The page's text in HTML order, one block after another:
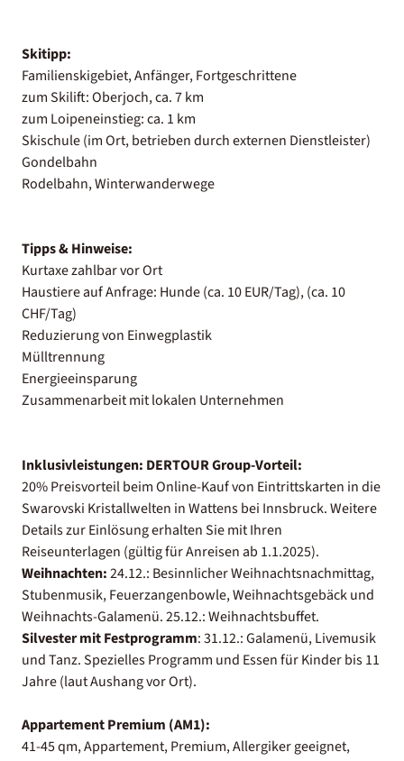
Skitipp:
Familienskigebiet, Anfänger, Fortgeschrittene
zum Skilift: Oberjoch, ca. 7 km
zum Loipeneinstieg: ca. 1 km
Skischule (im Ort, betrieben durch externen Dienstleister)
Gondelbahn
Rodelbahn, Winterwanderwege
Tipps & Hinweise:
Kurtaxe zahlbar vor Ort
Haustiere auf Anfrage: Hunde (ca. 10 EUR/Tag), (ca. 10
CHF/Tag)
Reduzierung von Einwegplastik
Mülltrennung
Energieeinsparung
Zusammenarbeit mit lokalen Unternehmen
Inklusivleistungen: DERTOUR Group-Vorteil:
20% Preisvorteil beim Online-Kauf von Eintrittskarten in die
Swarovski Kristallwelten in Wattens bei Innsbruck. Weitere
Details zur Einlösung erhalten Sie mit Ihren
Reiseunterlagen (gültig für Anreisen ab 1.1.2025).
Weihnachten:24.12.: Besinnlicher Weihnachtsnachmittag,
Stubenmusik, Feuerzangenbowle, Weihnachtsgebäck und
Weihnachts-Galamenü. 25.12.: Weihnachtsbuffet.
Silvester mit Festprogramm: 31.12.: Galamenü, Livemusik
und Tanz. Spezielles Programm und Essen für Kinder bis 11
Jahre (laut Aushang vor Ort).
Appartement Premium (AM1):
41-45 qm, Appartement, Premium, Allergiker geeignet,